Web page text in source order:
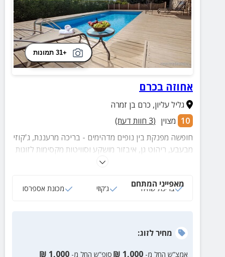
+31 תמונות
אחוזה בכרם
גליל עליון, כרם בן זמרה
10 מצוין (
3 חוות דעת)
חופשה מפנקת בין נופים מדהימים - בריכה מרעננת, ג'קוזי
מבעבע, ריהוט גן, איבזור מושקע וסוויטות מקסימות לזוגות
מאפייני המתחם
בריכת שחיה ג‘קוזי מכונת אספרסו
מחירלזוג:
אמצ”ש החל מ- 1,000
₪ סופ”ש החל מ- 1,000
₪